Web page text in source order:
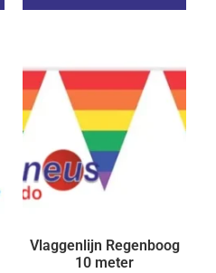
Vlaggenlijn Regenboog
10 meter